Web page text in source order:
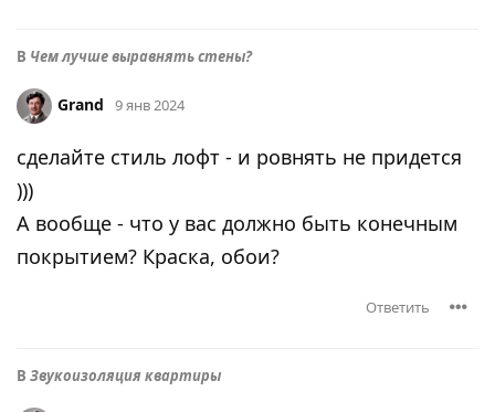
В Чем лучше выравнять стены?
Grand 9 янв 2024
сделайте стиль лофт - и ровнять не придется
)))
А вообще - что у вас должно быть конечным
покрытием? Краска, обои?
Ответить
В Звукоизоляция квартиры